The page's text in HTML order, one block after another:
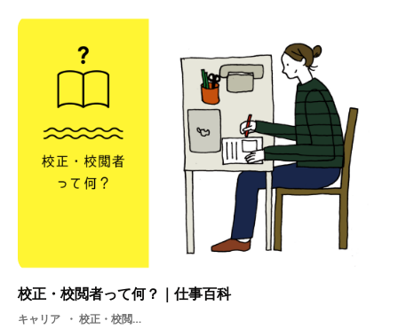
校正・校閲者って何？｜仕事百科
キャリア 校正・校閲者・ 出版・ 学生・ 校正・ 校閲